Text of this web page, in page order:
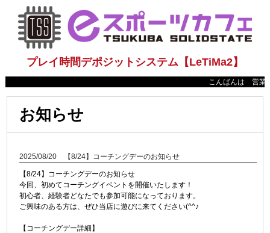
プレイ時間デポジットシステム【LeTiMa2】
こんばんは 営業
お知らせ
2025/08/20 【8/24】コーチングデーのお知らせ
【8/24】コーチングデーのお知らせ
今回、初めてコーチングイベントを開催いたします！
初心者、経験者どなたでも参加可能になっております。
ご興味のある方は、ぜひ当店に遊びに来てください(^^♪
【コーチングデー詳細】